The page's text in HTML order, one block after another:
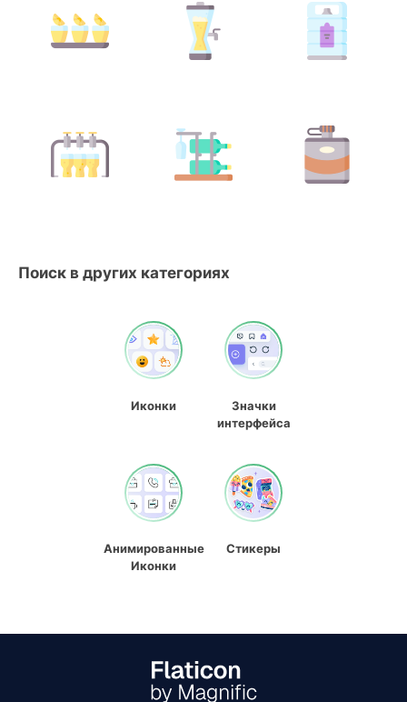
Поиск в других категориях
Иконки
Значки
интерфейса
Анимированные
Иконки
Стикеры